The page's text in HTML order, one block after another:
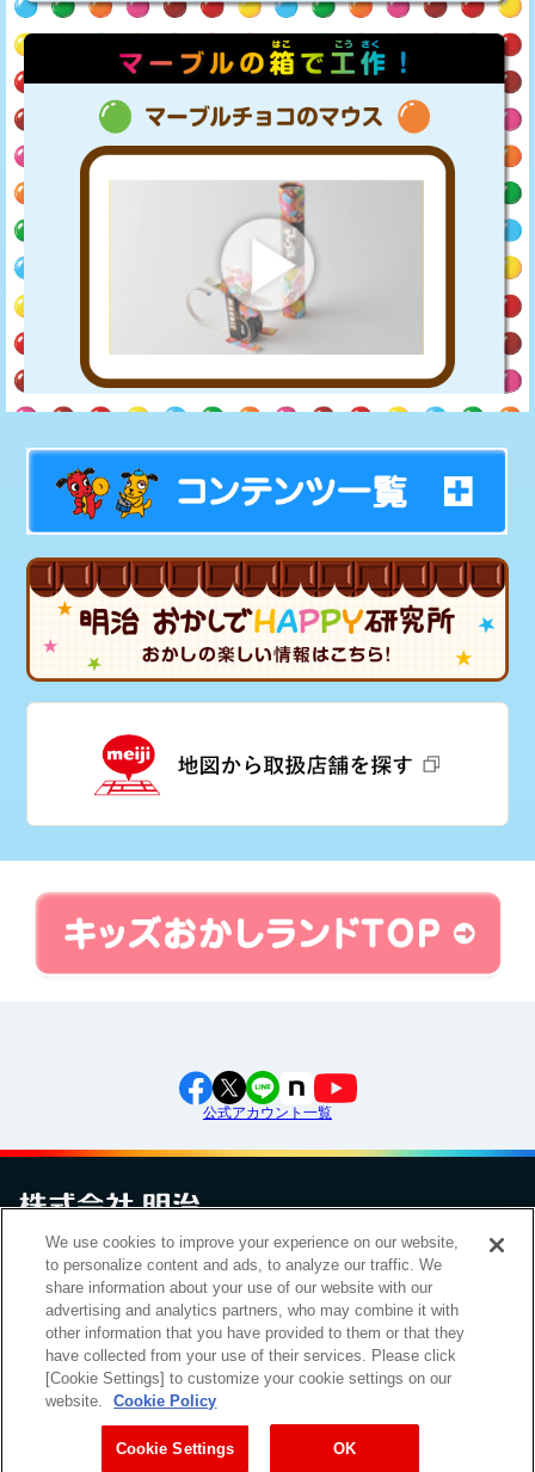
公式アカウント一覧
お問い合わせサイトマップ個人情報保護について電子公告
アクセシビリティへの対応方針ご利用規約明治グループのDX
Cookie Settings
明治ホールディングス株式会社 （ ｜ ）
Meiji Seika ファルマ株式会社
We use cookies to improve your experience on our website,
to personalize content and ads, to analyze our traffic. We
share information about your use of our website with our
advertising and analytics partners, who may combine it with
other information that you have provided to them or that they
have collected from your use of their services. Please click
[Cookie Settings] to customize your cookie settings on our
website.
Cookie Policy
Cookie Settings OK